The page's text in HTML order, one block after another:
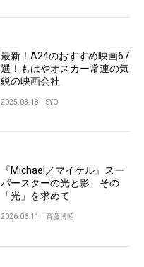
最新！A24のおすすめ映画67
選！もはやオスカー常連の気
鋭の映画会社
2025.03.18 SYO
『Michael／マイケル』スー
パースターの光と影、その
「光」を求めて
2026.06.11 斉藤博昭